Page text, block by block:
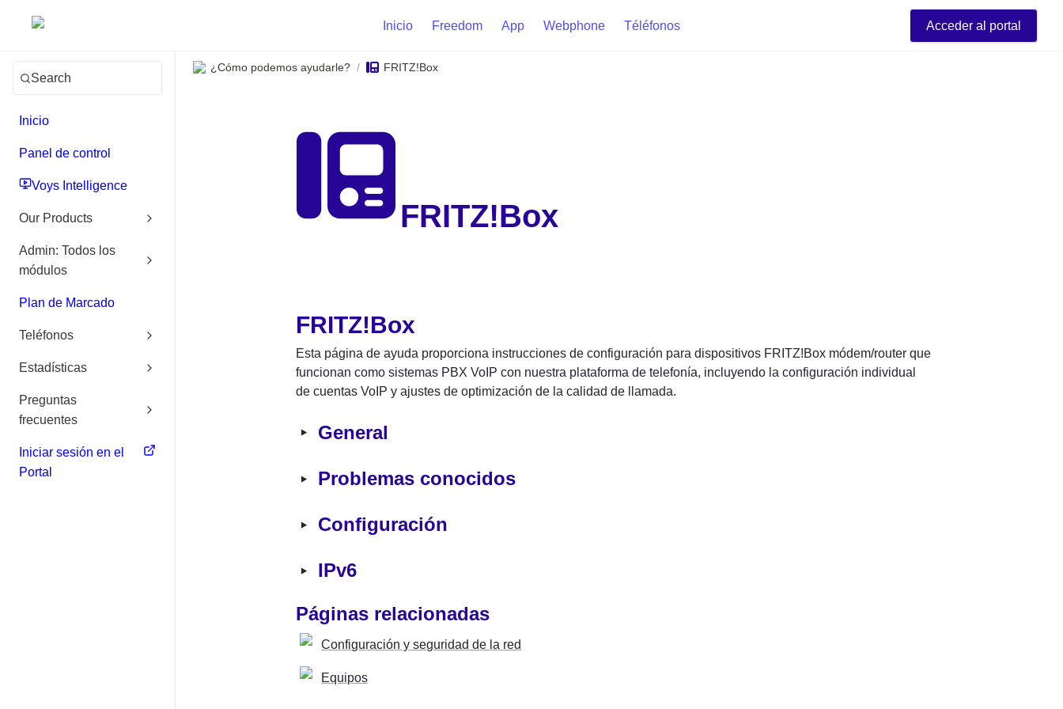
Inicio Freedom App Webphone Téléfonos Acceder al portal
Search
Inicio
Panel de control
Voys Intelligence
Our Products
Admin: Todos los
módulos
Plan de Marcado
Teléfonos
Estadísticas
Preguntas
frecuentes
Iniciar sesión en el
Portal
¿Cómo podemos ayudarle? / FRITZ!Box
FRITZ!Box
FRITZ!Box
Esta página de ayuda proporciona instrucciones de configuración para dispositivos FRITZ!Box módem/router que
funcionan como sistemas PBX VoIP con nuestra plataforma de telefonía, incluyendo la configuración individual
de cuentas VoIP y ajustes de optimización de la calidad de llamada.
‣ General
‣ Problemas conocidos
‣ Configuración
‣ IPv6
Páginas relacionadas
Configuración y seguridad de la red
Equipos